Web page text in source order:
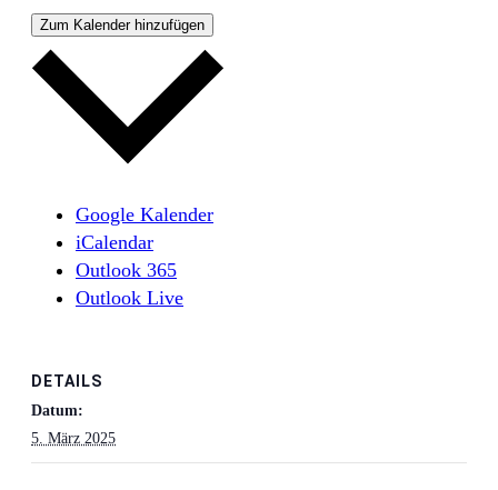
Zum Kalender hinzufügen
Google Kalender
iCalendar
Outlook 365
Outlook Live
DETAILS
Datum:
5. März 2025